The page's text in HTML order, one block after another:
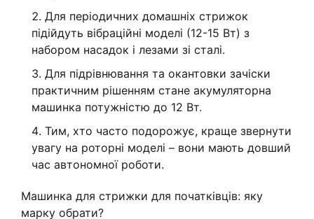
Для періодичних домашніх стрижок
підійдуть вібраційні моделі (12-15 Вт) з
набором насадок і лезами зі сталі.
Для підрівнювання та окантовки зачіски
практичним рішенням стане акумуляторна
машинка потужністю до 12 Вт.
Тим, хто часто подорожує, краще звернути
увагу на роторні моделі – вони мають довший
час автономної роботи.
Машинка для стрижки для початківців: яку
марку обрати?